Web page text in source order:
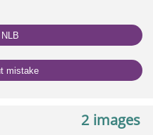
mistake
2 images